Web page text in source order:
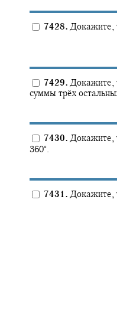
7428. Докажите,
7429. Докажите,
суммы трёх
7430. Докажите,
360‍∘ .
7431. Докажите,